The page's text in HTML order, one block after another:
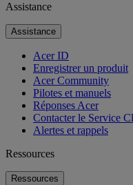
Assistance
Assistance
Acer ID
Enregistrer un produit
Acer Community
Pilotes et manuels
Réponses Acer
Contacter le Service
Alertes et rappels
Ressources
Ressources